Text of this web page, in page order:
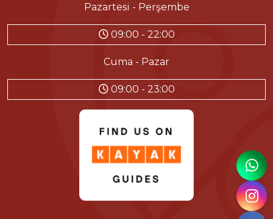
Pazartesi - Perşembe
09:00 - 22:00
Cuma - Pazar
09:00 - 23:00